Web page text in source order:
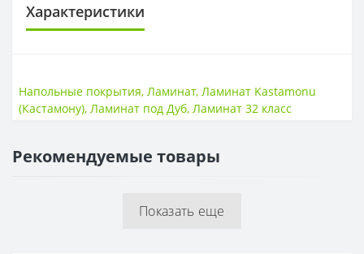
Характеристики
Класс износостойкости
ПОВЕРХНОСТЬ
Напольные покрытия, Ламинат, Ламинат Kastamonu
(Кастамону), Ламинат под Дуб, Ламинат 32 класс
Рекомендуемые товары
Показать еще